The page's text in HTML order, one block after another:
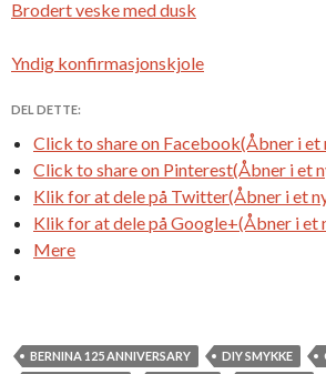
Brodert veske med dusk
Yndig konfirmasjonskjole
DEL DETTE:
Click to share on Facebook(Åbner i et
Click to share on Pinterest(Åbner i et
Klik for at dele på Twitter(Åbner i et
Klik for at dele på Google+(Åbner i et
Mere
BERNINA 125 ANNIVERSARY DIY SMYKKE